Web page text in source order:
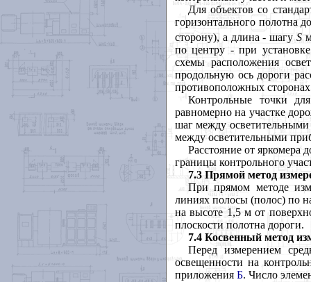
Для объектов со
горизонтального полотна
сторону), а длина - шагуS
по центру - при
схемы расположения
продольную ось дороги
противоположных
Контрольные точки
равномерно на участке
шаг между
между осветительными
Расстояние от яркомера
границы контрольного
7.3 Прямой метод
При прямом методе
линиях полосы (полос) по
на высоте 1,5 м от
плоскости полотна дороги.
7.4 Косвенный метод
Перед измерением
освещенности на
приложения Б. Число